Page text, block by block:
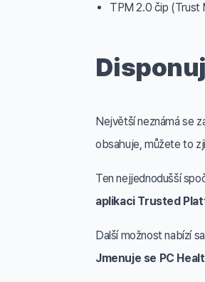
TPM 2.0 čip (Trust
Největší neznámá se
obsahuje, můžete to
Ten nejjednodušší
aplikaci Trusted
Další možnost nabízí
Jmenuje se PC